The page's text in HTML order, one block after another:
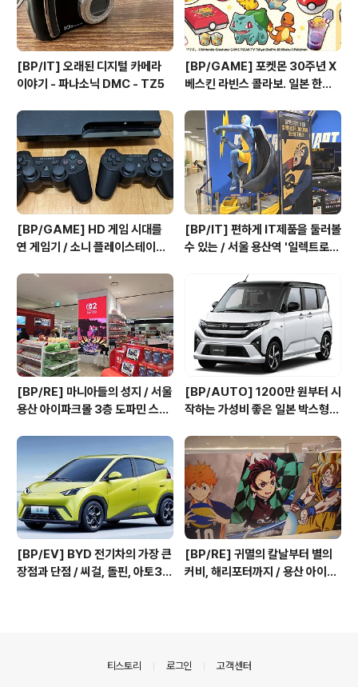
[BP/IT] 오래된 디지털 카메라
이야기 - 파나소닉 DMC - TZ5
[BP/GAME] 포켓몬 30주년 X
베스킨 라빈스 콜라보. 일본 한정 /
[BP/GAME] HD 게임 시대를
연 게임기 / 소니 플레이스테이션
[BP/IT] 편하게 IT제품을 둘러볼
수 있는 / 서울 용산역 '일렉트로마
[BP/RE] 마니아들의 성지 / 서울
용산 아이파크몰 3층 도파민 스테
[BP/AUTO] 1200만 원부터 시
작하는 가성비 좋은 일본 박스형
스'
[BP/EV] BYD 전기차의 가장 큰
장점과 단점 / 씨걸, 돌핀, 아토3,
[BP/RE] 귀멸의 칼날부터 별의
커비, 해리포터까지 / 용산 아이파
티스토리 로그인 고객센터